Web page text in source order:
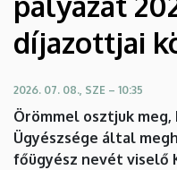
2026.
évi
díjazottjai
között
díjazottjai
2026. 07. 08., SZE – 10:35
Örömmel osztjuk meg,
Ügyészsége által
főügyész nevét viselő